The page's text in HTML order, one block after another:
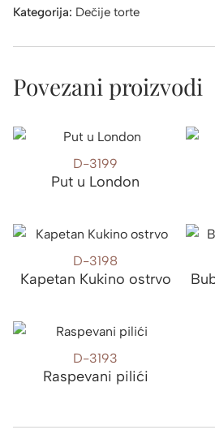
Kategorija: Dečije torte
Povezani proizvodi
D-3199
Put u London
D-3198
Kapetan Kukino ostrvo
D-3193
Raspevani pilići